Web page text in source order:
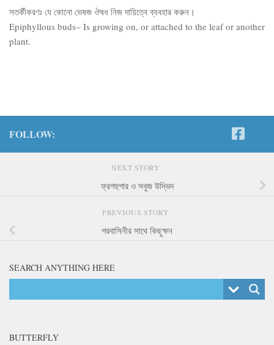
সতর্কীকরণঃ যে কোনো ভেষজ ঔষধ নিজ দায়িত্বে ব্যবহার করুন।
Epiphyllous buds– Is growing on, or attached to the leaf or another
plant.
FOLLOW:
NEXT STORY
ফ্রগহুপার ও সবুজ উদ্ভিদ
PREVIOUS STORY
পরবাসিনীর সাথে কিছুক্ষন
SEARCH ANYTHING HERE
BUTTERFLY